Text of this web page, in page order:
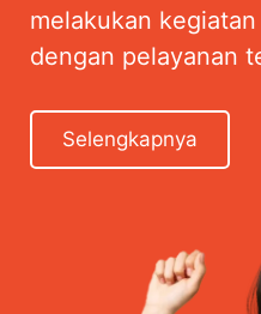
melakukan
dengan pelayanan
Selengkapnya